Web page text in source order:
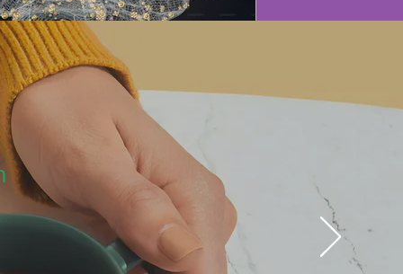
sé si necesito De un